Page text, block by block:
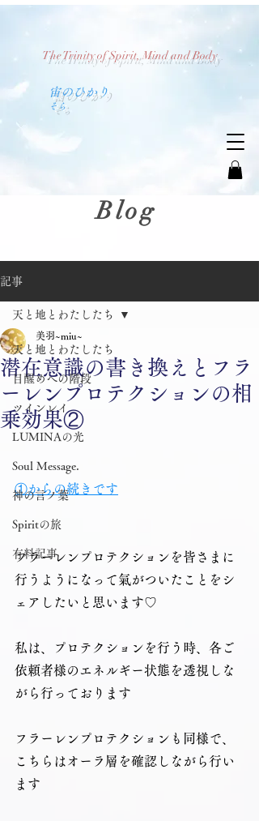
The Trinity of Spirit, Mind and Body
​宙のひかり
​そら
Blog
記事
天と地とわたしたち
目醒めへの階段
ツインレイ
LUMINAの光
Soul Message.
神の言ノ葉
Spiritの旅
有料記事
天と地とわたしたち
潜在意識の書き換えとフラ
ーレンプロテクションの相
乗効果②
美羽~miu~
①からの続きです
フラーレンプロテクションを皆さまに
行うようになって氣がついたことをシ
ェアしたいと思います♡
私は、プロテクションを行う時、各ご
依頼者様のエネルギー状態を透視しな
がら行っております
フラーレンプロテクションも同様で、
こちらはオーラ層を確認しながら行い
ます